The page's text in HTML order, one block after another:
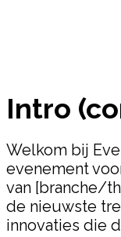
Intro
Welkom bij
evenement
van [branche/
de nieuwste
innovaties die